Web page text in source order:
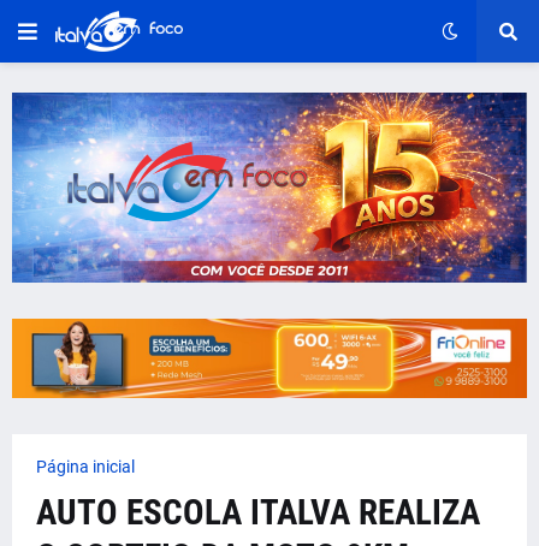
Página inicial
AUTO ESCOLA ITALVA REALIZA